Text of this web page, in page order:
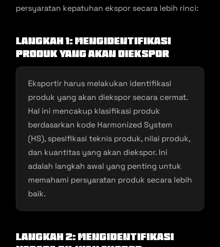
persyaratan kepatuhan ekspor secara lebih rinci:
Langkah 1: Mengidentifikasi
Produk yang Akan Diekspor
Eksportir harus melakukan identifikasi
produk yang akan diekspor secara cermat.
Hal ini mencakup klasifikasi produk
berdasarkan kode Harmonized System
(HS), spesifikasi teknis produk, nilai produk,
dan kuantitas yang akan diekspor. Ini
adalah langkah awal yang penting untuk
memahami persyaratan produk secara lebih
baik.
Langkah 2: Mengidentifikasi